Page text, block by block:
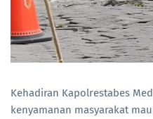
Kehadiran Kapolrestabes
kenyamanan masyarakat